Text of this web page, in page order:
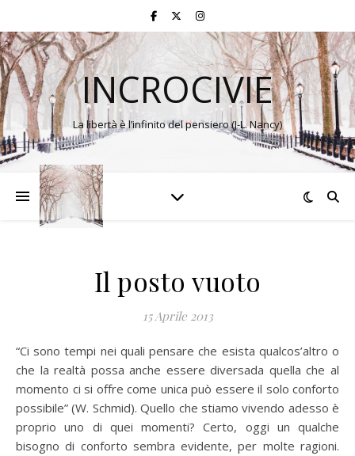
INCROCIVIE
La libertà è l’infinito del pensiero (J-L. Nancy)
Il posto vuoto
15 Aprile 2013
“Ci sono tempi nei quali pensare che esista qualcos’altro o
che la realtà possa anche essere diversada quella che al
momento ci si offre come unica può essere il solo conforto
possibile” (W. Schmid). Quello che stiamo vivendo adesso è
proprio uno di quei momenti? Certo, oggi un qualche
bisogno di conforto sembra evidente, per molte ragioni.